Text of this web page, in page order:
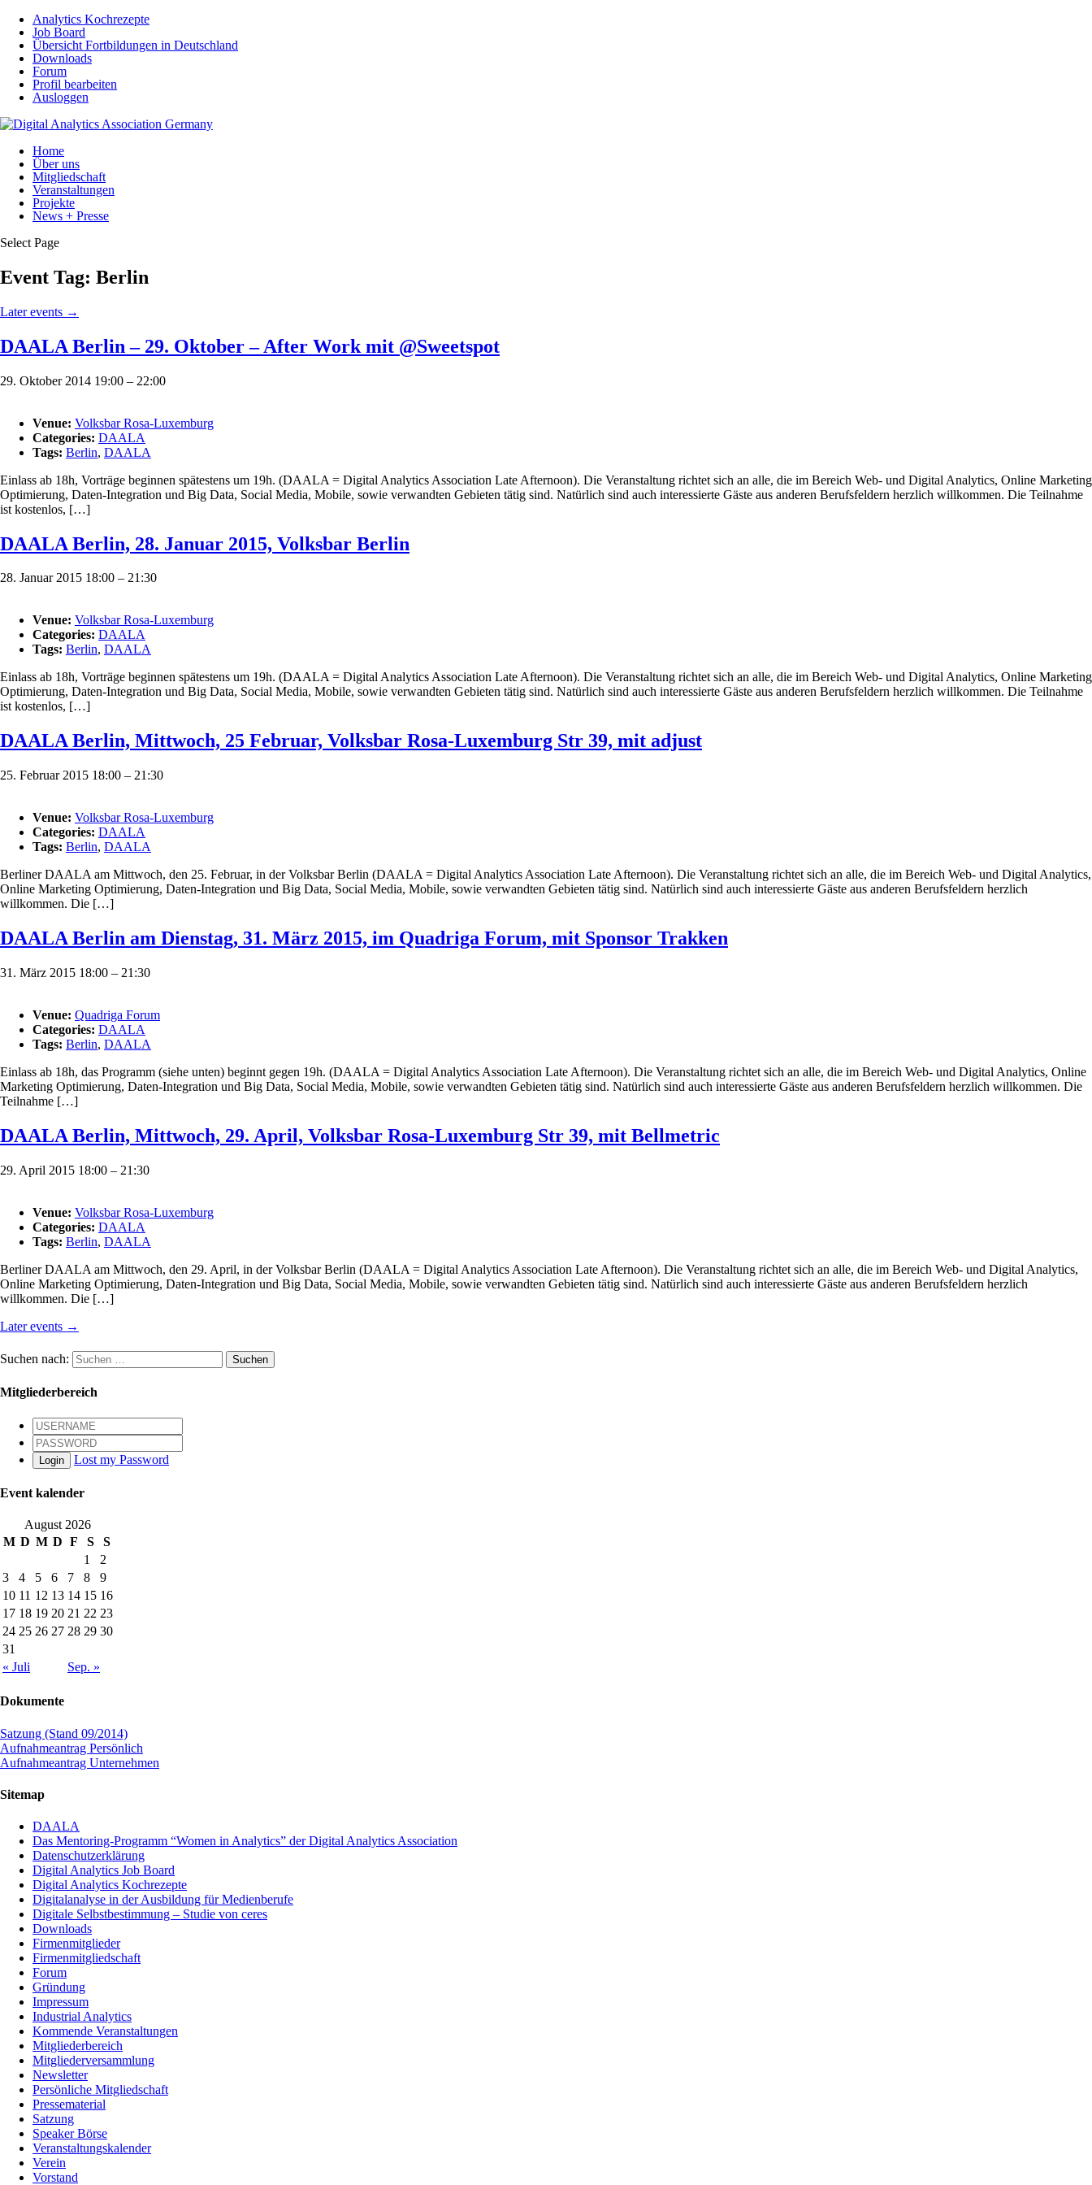
Analytics Kochrezepte
Job Board
Übersicht Fortbildungen in Deutschland
Downloads
Forum
Profil bearbeiten
Ausloggen
Home
Über uns
Mitgliedschaft
Veranstaltungen
Projekte
News + Presse
Select Page
Event Tag: Berlin
Later events →
DAALA Berlin – 29. Oktober – After Work mit @Sweetspot
29. Oktober 2014 19:00 – 22:00
Venue: Volksbar Rosa-Luxemburg
Categories: DAALA
Tags: Berlin, DAALA
Einlass ab 18h, Vorträge beginnen spätestens um 19h. (DAALA = Digital Analytics Association Late Afternoon). Die Veranstaltung richtet sich an alle, die im Bereich Web- und Digital Analytics, Online Marketing
Optimierung, Daten-Integration und Big Data, Social Media, Mobile, sowie verwandten Gebieten tätig sind. Natürlich sind auch interessierte Gäste aus anderen Berufsfeldern herzlich willkommen. Die Teilnahme
ist kostenlos, […]
DAALA Berlin, 28. Januar 2015, Volksbar Berlin
28. Januar 2015 18:00 – 21:30
Venue: Volksbar Rosa-Luxemburg
Categories: DAALA
Tags: Berlin, DAALA
Einlass ab 18h, Vorträge beginnen spätestens um 19h. (DAALA = Digital Analytics Association Late Afternoon). Die Veranstaltung richtet sich an alle, die im Bereich Web- und Digital Analytics, Online Marketing
Optimierung, Daten-Integration und Big Data, Social Media, Mobile, sowie verwandten Gebieten tätig sind. Natürlich sind auch interessierte Gäste aus anderen Berufsfeldern herzlich willkommen. Die Teilnahme
ist kostenlos, […]
DAALA Berlin, Mittwoch, 25 Februar, Volksbar Rosa-Luxemburg Str 39, mit adjust
25. Februar 2015 18:00 – 21:30
Venue: Volksbar Rosa-Luxemburg
Categories: DAALA
Tags: Berlin, DAALA
Berliner DAALA am Mittwoch, den 25. Februar, in der Volksbar Berlin (DAALA = Digital Analytics Association Late Afternoon). Die Veranstaltung richtet sich an alle, die im Bereich Web- und Digital Analytics,
Online Marketing Optimierung, Daten-Integration und Big Data, Social Media, Mobile, sowie verwandten Gebieten tätig sind. Natürlich sind auch interessierte Gäste aus anderen Berufsfeldern herzlich
willkommen. Die […]
DAALA Berlin am Dienstag, 31. März 2015, im Quadriga Forum, mit Sponsor Trakken
31. März 2015 18:00 – 21:30
Venue: Quadriga Forum
Categories: DAALA
Tags: Berlin, DAALA
Einlass ab 18h, das Programm (siehe unten) beginnt gegen 19h. (DAALA = Digital Analytics Association Late Afternoon). Die Veranstaltung richtet sich an alle, die im Bereich Web- und Digital Analytics, Online
Marketing Optimierung, Daten-Integration und Big Data, Social Media, Mobile, sowie verwandten Gebieten tätig sind. Natürlich sind auch interessierte Gäste aus anderen Berufsfeldern herzlich willkommen. Die
Teilnahme […]
DAALA Berlin, Mittwoch, 29. April, Volksbar Rosa-Luxemburg Str 39, mit Bellmetric
29. April 2015 18:00 – 21:30
Venue: Volksbar Rosa-Luxemburg
Categories: DAALA
Tags: Berlin, DAALA
Berliner DAALA am Mittwoch, den 29. April, in der Volksbar Berlin (DAALA = Digital Analytics Association Late Afternoon). Die Veranstaltung richtet sich an alle, die im Bereich Web- und Digital Analytics,
Online Marketing Optimierung, Daten-Integration und Big Data, Social Media, Mobile, sowie verwandten Gebieten tätig sind. Natürlich sind auch interessierte Gäste aus anderen Berufsfeldern herzlich
willkommen. Die […]
Later events →
Suchen nach:
Mitgliederbereich
Login Lost my Password
Event kalender
August 2026
M D M D F S
S
1
2
3
4 5 6 7 8
9
10 11 12 13 14 15 16
17 18 19 20 21 22 23
24 25 26 27 28 29 30
31
« Juli
Sep. »
Dokumente
Satzung (Stand 09/2014)
Aufnahmeantrag Persönlich
Aufnahmeantrag Unternehmen
Sitemap
DAALA
Das Mentoring-Programm “Women in Analytics” der Digital Analytics Association
Datenschutzerklärung
Digital Analytics Job Board
Digital Analytics Kochrezepte
Digitalanalyse in der Ausbildung für Medienberufe
Digitale Selbstbestimmung – Studie von ceres
Downloads
Firmenmitglieder
Firmenmitgliedschaft
Forum
Gründung
Impressum
Industrial Analytics
Kommende Veranstaltungen
Mitgliederbereich
Mitgliederversammlung
Newsletter
Persönliche Mitgliedschaft
Pressematerial
Satzung
Speaker Börse
Veranstaltungskalender
Verein
Vorstand